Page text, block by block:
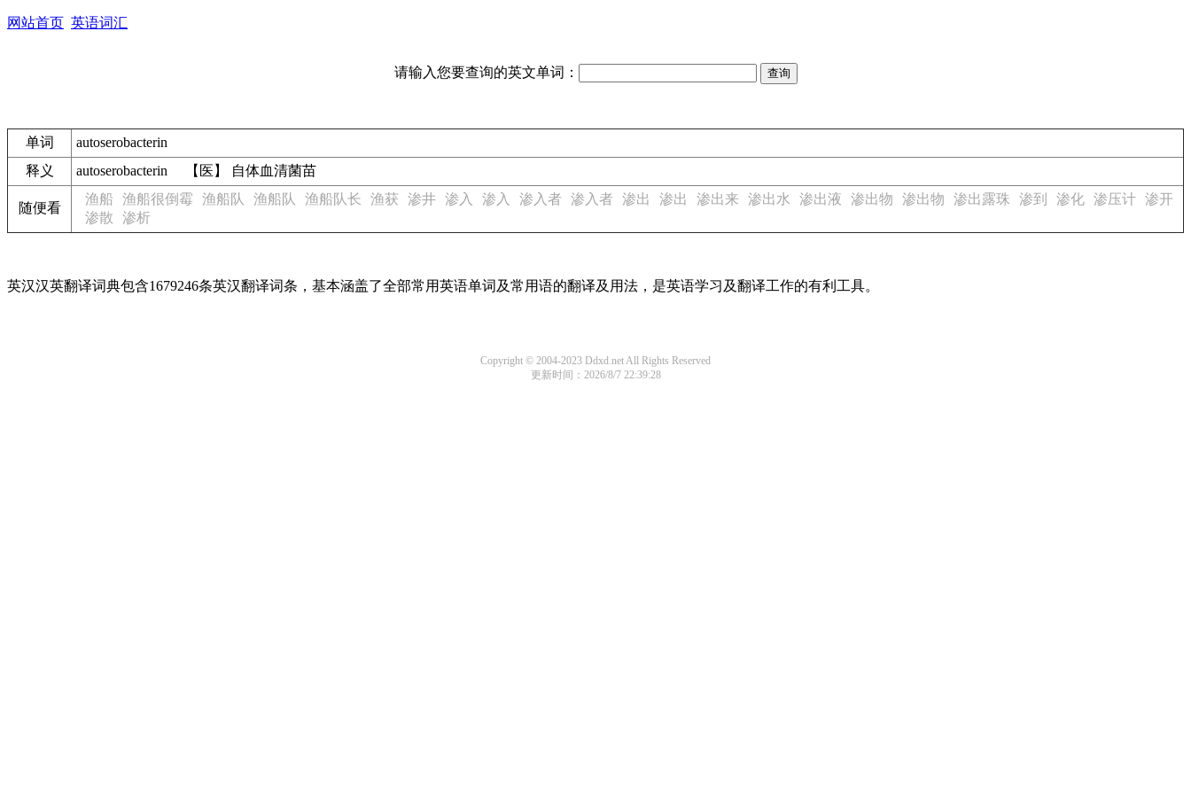
网站首页 英语词汇
请输入您要查询的英文单词：
单词
autoserobacterin
释义
autoserobacterin 【医】 自体血清菌苗
随便看
渔船 渔船很倒霉 渔船队 渔船队 渔船队长 渔获 渗井 渗入 渗入 渗入者 渗入者 渗出 渗出 渗出来 渗出水 渗出液 渗出物 渗出物 渗出露珠 渗到 渗化 渗压计 渗开
渗散
渗析
英汉汉英翻译词典包含1679246条英汉翻译词条，基本涵盖了全部常用英语单词及常用语的翻译及用法，是英语学习及翻译工作的有利工具。
Copyright © 2004-2023 Ddxd.net All Rights Reserved
更新时间：2026/8/7 22:39:28